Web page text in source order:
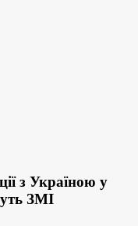
з Україною у
ЗМІ